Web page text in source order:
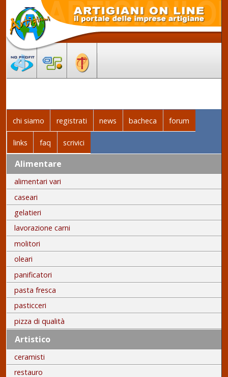
chi siamo registrati news bacheca forum
links faq scrivici
Alimentare
alimentari vari
caseari
gelatieri
lavorazione carni
molitori
oleari
panificatori
pasta fresca
pasticceri
pizza di qualità
Artistico
ceramisti
restauro